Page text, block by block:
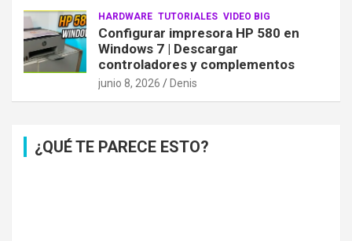
HARDWARE TUTORIALES VIDEO BIG
Configurar impresora HP 580 en
Windows 7 | Descargar
controladores y complementos
junio 8, 2026 Denis
¿QUÉ TE PARECE ESTO?